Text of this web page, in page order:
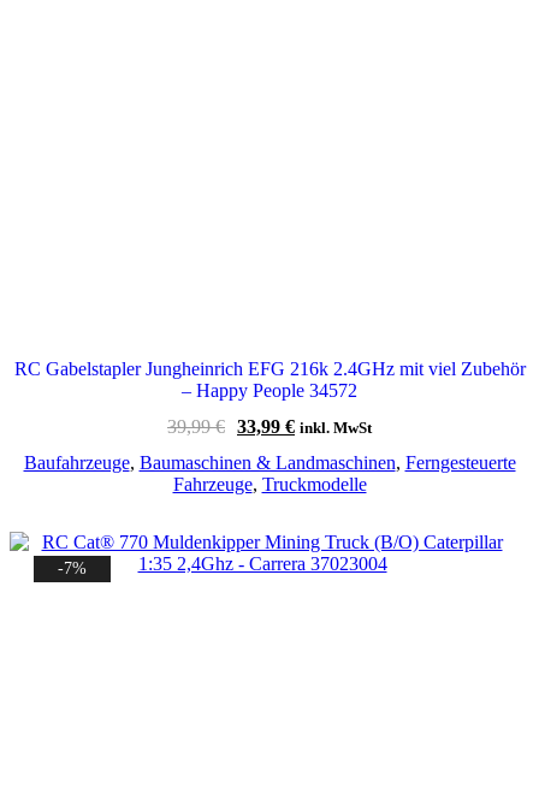
RC Gabelstapler Jungheinrich EFG 216k 2.4GHz mit viel Zubehör
– Happy People 34572
39,99€ Ursprünglicher
war:
39,99 €
33,99 €Aktueller
ist:
33,99 €.
inkl. MwSt
Baufahrzeuge, Baumaschinen & Landmaschinen, Ferngesteuerte
Fahrzeuge, Truckmodelle
-7%